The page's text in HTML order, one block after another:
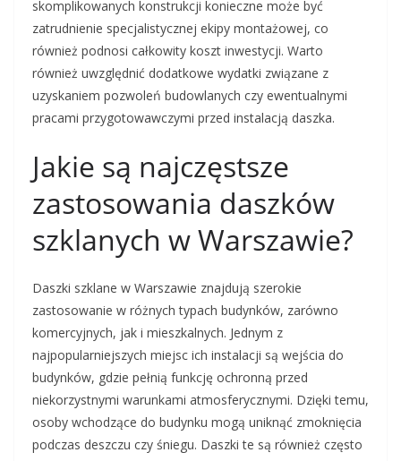
skomplikowanych konstrukcji konieczne może być
zatrudnienie specjalistycznej ekipy montażowej, co
również podnosi całkowity koszt inwestycji. Warto
również uwzględnić dodatkowe wydatki związane z
uzyskaniem pozwoleń budowlanych czy ewentualnymi
pracami przygotowawczymi przed instalacją daszka.
Jakie są najczęstsze
zastosowania daszków
szklanych w Warszawie?
Daszki szklane w Warszawie znajdują szerokie
zastosowanie w różnych typach budynków, zarówno
komercyjnych, jak i mieszkalnych. Jednym z
najpopularniejszych miejsc ich instalacji są wejścia do
budynków, gdzie pełnią funkcję ochronną przed
niekorzystnymi warunkami atmosferycznymi. Dzięki temu,
osoby wchodzące do budynku mogą uniknąć zmoknięcia
podczas deszczu czy śniegu. Daszki te są również często